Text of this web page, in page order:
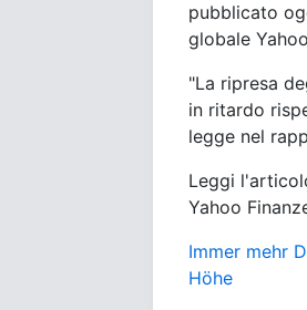
pubblicato
globale
"La ripresa
in ritardo
legge nel
Leggi
Yahoo
Immer mehr
Höhe